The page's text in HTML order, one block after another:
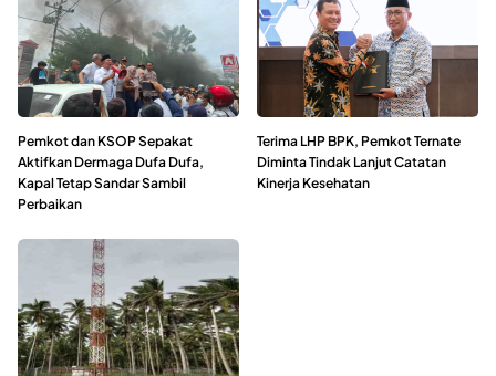
Pemkot dan KSOP Sepakat
Aktifkan Dermaga Dufa Dufa,
Kapal Tetap Sandar Sambil
Perbaikan
Terima LHP BPK, Pemkot Ternate
Diminta Tindak Lanjut Catatan
Kinerja Kesehatan